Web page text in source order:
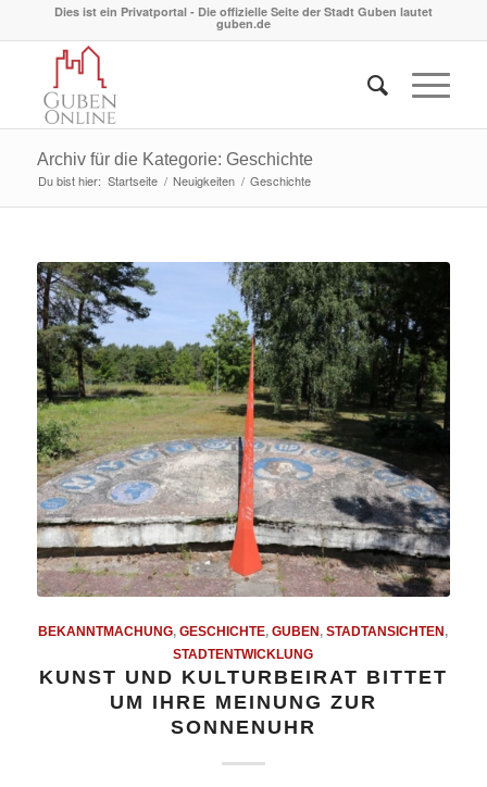
Dies ist ein Privatportal - Die offizielle Seite der Stadt Guben lautet
guben.de
Archiv für die Kategorie: Geschichte
Du bist hier: Startseite / Neuigkeiten / Geschichte
BEKANNTMACHUNG,GESCHICHTE,GUBEN,STADTANSICHTEN,
STADTENTWICKLUNG
KUNST UND KULTURBEIRAT BITTET
UM IHRE MEINUNG ZUR
SONNENUHR